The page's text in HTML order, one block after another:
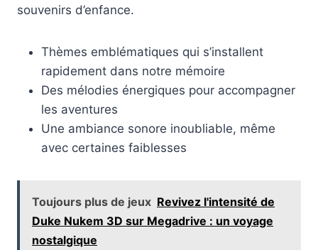
souvenirs d’enfance.
Thèmes emblématiques qui s’installent
rapidement dans notre mémoire
Des mélodies énergiques pour accompagner
les aventures
Une ambiance sonore inoubliable, même
avec certaines faiblesses
Toujours plus de jeux Revivez l'intensité de
Duke Nukem 3D sur Megadrive : un voyage
nostalgique